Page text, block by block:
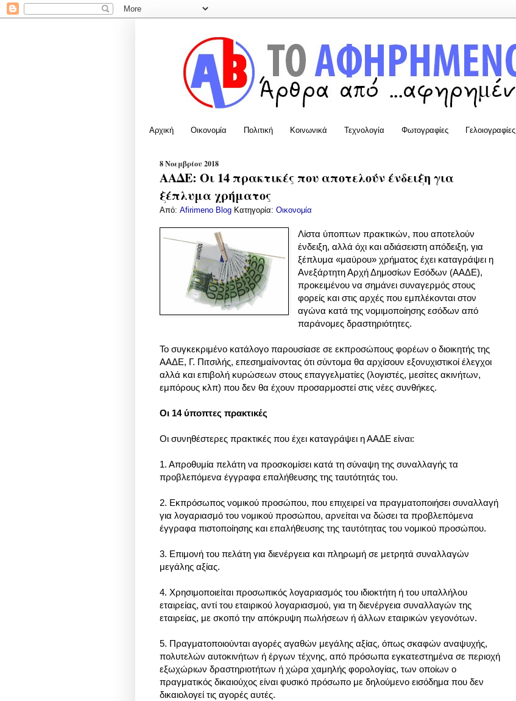
Αρχική Οικονομία Πολιτική Κοινωνικά Τεχνολογία Φωτογραφίες Γελοιογραφίες
8 Νοεμβρίου 2018
ΑΑΔΕ: Οι 14 πρακτικές που αποτελούν ένδειξη για
ξέπλυμα χρήματος
Από: Afirimeno Blog Κατηγορία: Οικονομία
Λίστα ύποπτων πρακτικών, που αποτελούν
ένδειξη, αλλά όχι και αδιάσειστη απόδειξη, για
ξέπλυμα «μαύρου» χρήματος έχει καταγράψει η
Ανεξάρτητη Αρχή Δημοσίων Εσόδων (ΑΑΔΕ),
προκειμένου να σημάνει συναγερμός στους
φορείς και στις αρχές που εμπλέκονται στον
αγώνα κατά της νομιμοποίησης εσόδων από
παράνομες δραστηριότητες.
Το συγκεκριμένο κατάλογο παρουσίασε σε εκπροσώπους φορέων ο διοικητής της
ΑΑΔΕ, Γ. Πιτσιλής, επεσημαίνοντας ότι σύντομα θα αρχίσουν εξονυχιστικοί έλεγχοι
αλλά και επιβολή κυρώσεων στους επαγγελματίες (λογιστές, μεσίτες ακινήτων,
εμπόρους κλπ) που δεν θα έχουν προσαρμοστεί στις νέες συνθήκες.
Οι 14 ύποπτες πρακτικές
Οι συνηθέστερες πρακτικές που έχει καταγράψει η ΑΑΔΕ είναι:
1. Απροθυμία πελάτη να προσκομίσει κατά τη σύναψη της συναλλαγής τα
προβλεπόμενα έγγραφα επαλήθευσης της ταυτότητάς του.
2. Εκπρόσωπος νομικού προσώπου, που επιχειρεί να πραγματοποιήσει συναλλαγή
για λογαριασμό του νομικού προσώπου, αρνείται να δώσει τα προβλεπόμενα
έγγραφα πιστοποίησης και επαλήθευσης της ταυτότητας του νομικού προσώπου.
3. Επιμονή του πελάτη για διενέργεια και πληρωμή σε μετρητά συναλλαγών
μεγάλης αξίας.
4. Χρησιμοποιείται προσωπικός λογαριασμός του ιδιοκτήτη ή του υπαλλήλου
εταιρείας, αντί του εταιρικού λογαριασμού, για τη διενέργεια συναλλαγών της
εταιρείας, με σκοπό την απόκρυψη πωλήσεων ή άλλων εταιρικών γεγονότων.
5. Πραγματοποιούνται αγορές αγαθών μεγάλης αξίας, όπως σκαφών αναψυχής,
πολυτελών αυτοκινήτων ή έργων τέχνης, από πρόσωπα εγκατεστημένα σε περιοχή
εξωχώριων δραστηριοτήτων ή χώρα χαμηλής φορολογίας, των οποίων ο
πραγματικός δικαιούχος είναι φυσικό πρόσωπο με δηλούμενο εισόδημα που δεν
δικαιολογεί τις αγορές αυτές.